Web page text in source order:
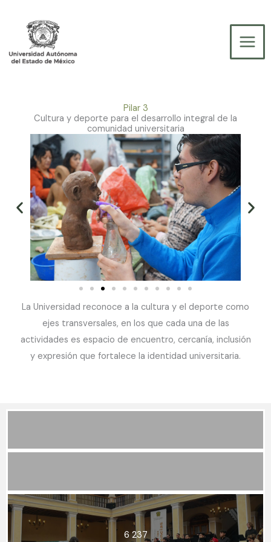
contenido
Pilar 3
Cultura y deporte para el desarrollo integral de la
comunidad universitaria
La Universidad reconoce a la cultura y el deporte como
ejes transversales, en los que cada una de las
actividades es espacio de encuentro, cercanía, inclusión
y expresión que fortalece la identidad universitaria.
6 237